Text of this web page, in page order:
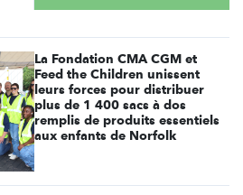
La Fondation CMA CGM et
Feed the Children unissent
leurs forces pour distribuer
plus de 1 400 sacs à dos
remplis de produits essentiels
aux enfants de Norfolk